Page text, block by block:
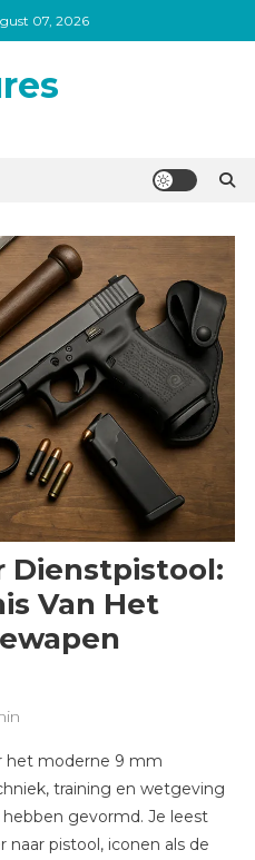
07, 2026
Dienstpistool:
Van Het
het moderne 9 mm
training en wetgeving
gevormd. Je leest
naar pistool, iconen als de